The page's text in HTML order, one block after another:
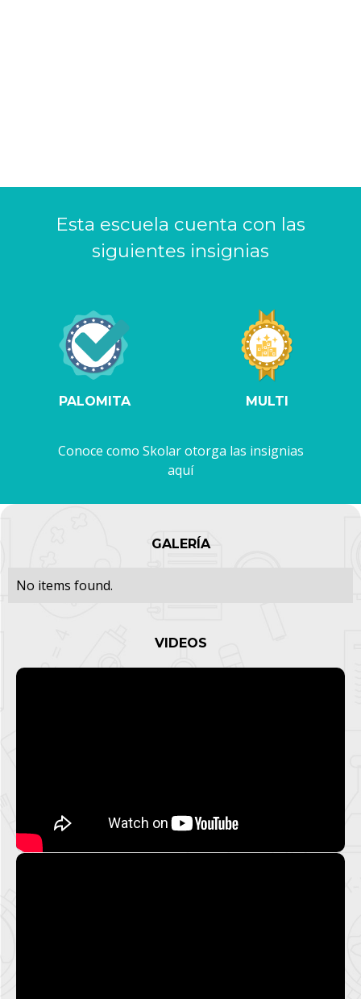
Esta escuela cuenta con las
siguientes insignias
PALOMITA MULTI
Conoce como Skolar otorga las insignias
aquí
GALERÍA
No items found.
VIDEOS